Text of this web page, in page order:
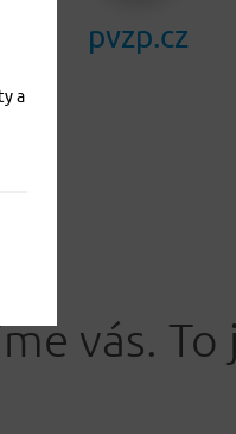
pvzp.cz
vás. To
a